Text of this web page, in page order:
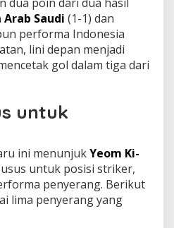
Arab Saudi (1-1) dan
performa Indonesia
lini depan menjadi
gol dalam tiga dari
untuk
ini menunjukYeom Ki-
untuk posisi striker,
penyerang. Berikut
lima penyerang yang